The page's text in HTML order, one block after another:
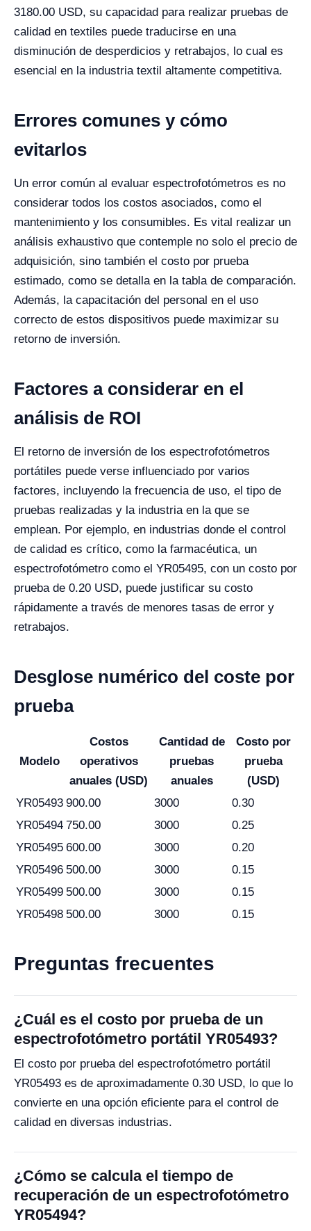
3180.00 USD, su capacidad para realizar pruebas de
calidad en textiles puede traducirse en una
disminución de desperdicios y retrabajos, lo cual es
esencial en la industria textil altamente competitiva.
Errores comunes y cómo
evitarlos
Un error común al evaluar espectrofotómetros es no
considerar todos los costos asociados, como el
mantenimiento y los consumibles. Es vital realizar un
análisis exhaustivo que contemple no solo el precio de
adquisición, sino también el costo por prueba
estimado, como se detalla en la tabla de comparación.
Además, la capacitación del personal en el uso
correcto de estos dispositivos puede maximizar su
retorno de inversión.
Factores a considerar en el
análisis de ROI
El retorno de inversión de los espectrofotómetros
portátiles puede verse influenciado por varios
factores, incluyendo la frecuencia de uso, el tipo de
pruebas realizadas y la industria en la que se
emplean. Por ejemplo, en industrias donde el control
de calidad es crítico, como la farmacéutica, un
espectrofotómetro como el YR05495, con un costo por
prueba de 0.20 USD, puede justificar su costo
rápidamente a través de menores tasas de error y
retrabajos.
Desglose numérico del coste por
prueba
Modelo
Costos
operativos
anuales (USD)
Cantidad de
pruebas
anuales
Costo por
prueba
(USD)
YR05493 900.00 3000
0.30
YR05494 750.00 3000
0.25
YR05495 600.00 3000
0.20
YR05496 500.00 3000
0.15
YR05499 500.00 3000
0.15
YR05498 500.00 3000 0.15
Preguntas frecuentes
¿Cuál es el costo por prueba de un
espectrofotómetro portátil YR05493?
El costo por prueba del espectrofotómetro portátil
YR05493 es de aproximadamente 0.30 USD, lo que lo
convierte en una opción eficiente para el control de
calidad en diversas industrias.
¿Cómo se calcula el tiempo de
recuperación de un espectrofotómetro
YR05494?